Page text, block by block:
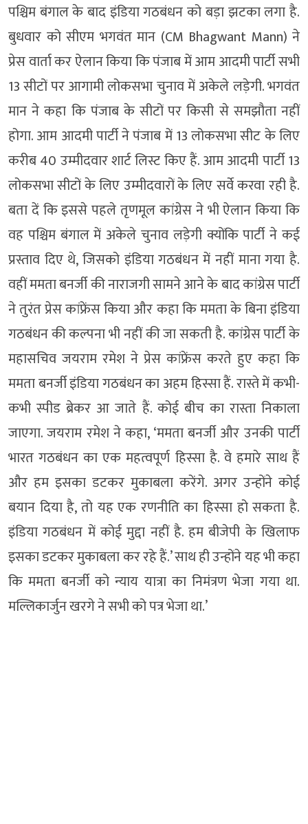
पश्चिम बंगाल के बाद इंडिया गठबंधन को बड़ा झटका लगा है.
बुधवार को सीएम भगवंत मान (CM Bhagwant Mann) ने
प्रेस वार्ता कर ऐलान किया कि पंजाब में आम आदमी पार्टी सभी
13 सीटों पर आगामी लोकसभा चुनाव में अकेले लड़ेगी. भगवंत
मान ने कहा कि पंजाब के सीटों पर किसी से समझौता नहीं
होगा. आम आदमी पार्टी ने पंजाब में 13 लोकसभा सीट के लिए
करीब 40 उम्मीदवार शार्ट लिस्ट किए हैं. आम आदमी पार्टी 13
लोकसभा सीटों के लिए उम्मीदवारों के लिए सर्वे करवा रही है.
बता दें कि इससे पहले तृणमूल कांग्रेस ने भी ऐलान किया कि
वह पश्चिम बंगाल में अकेले चुनाव लड़ेगी क्योंकि पार्टी ने कई
प्रस्ताव दिए थे, जिसको इंडिया गठबंधन में नहीं माना गया है.
वहीं ममता बनर्जी की नाराजगी सामने आने के बाद कांग्रेस पार्टी
ने तुरंत प्रेस कांफ्रेंस किया और कहा कि ममता के बिना इंडिया
गठबंधन की कल्पना भी नहीं की जा सकती है. कांग्रेस पार्टी के
महासचिव जयराम रमेश ने प्रेस कांफ्रेंस करते हुए कहा कि
ममता बनर्जी इंडिया गठबंधन का अहम हिस्सा हैं. रास्ते में कभी-
कभी स्पीड ब्रेकर आ जाते हैं. कोई बीच का रास्ता निकाला
जाएगा. जयराम रमेश ने कहा, ‘ममता बनर्जी और उनकी पार्टी
भारत गठबंधन का एक महत्वपूर्ण हिस्सा है. वे हमारे साथ हैं
और हम इसका डटकर मुकाबला करेंगे. अगर उन्होंने कोई
बयान दिया है, तो यह एक रणनीति का हिस्सा हो सकता है.
इंडिया गठबंधन में कोई मुद्दा नहीं है. हम बीजेपी के खिलाफ
इसका डटकर मुकाबला कर रहे हैं.’ साथ ही उन्होंने यह भी कहा
कि ममता बनर्जी को न्याय यात्रा का निमंत्रण भेजा गया था.
मल्लिकार्जुन खरगे ने सभी को पत्र भेजा था.’